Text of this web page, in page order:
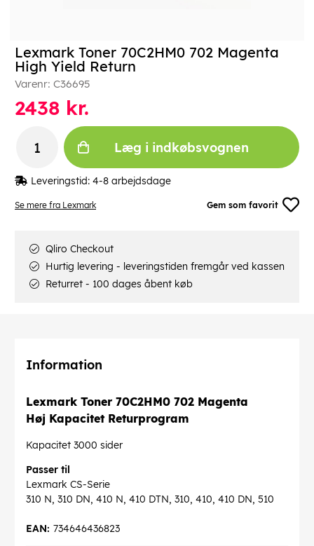
Se mere fra Lexmark Gem som favorit
Lexmark Toner 70C2HM0 702 Magenta
High Yield Return
Varenr: C36695
2438 kr.
Læg i indkøbsvognen
Leveringstid: 4-8 arbejdsdage
Qliro Checkout
Hurtig levering - leveringstiden fremgår ved kassen
Returret - 100 dages åbent køb
Information
Lexmark Toner 70C2HM0 702 Magenta
Høj Kapacitet Returprogram
Kapacitet 3000 sider
Passer til
Lexmark CS-Serie
310 N, 310 DN, 410 N, 410 DTN, 310, 410, 410 DN, 510
734646436823
EAN: